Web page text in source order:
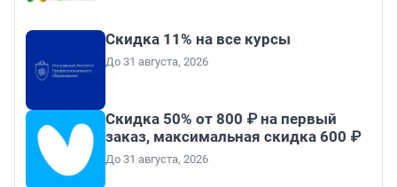
Скидка 11% на все курсы
До 31 августа, 2026
Скидка 50% от 800 ₽ на первый
заказ, максимальная скидка 600 ₽
До 31 августа, 2026